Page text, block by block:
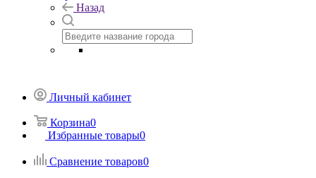
Назад
Личный кабинет
Корзина0
Избранные товары0
Сравнение товаров0